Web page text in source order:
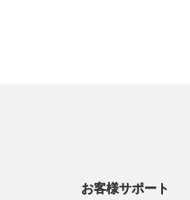
お客様サポート